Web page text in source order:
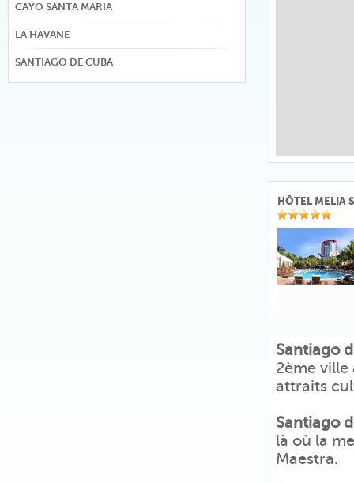
CAYO SANTA MARIA
LA HAVANE
SANTIAGO DE CUBA
HÔTEL MELIA
Santiago
2ème
attraits
Santiago
là où la
Maestra.